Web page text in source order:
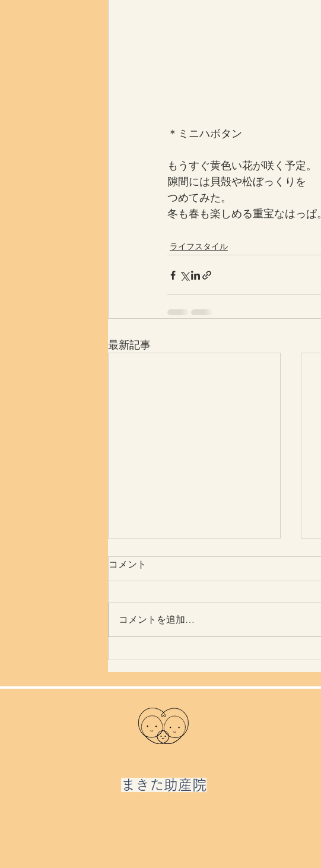
＊ミニハボタン
もうすぐ黄色い花が咲く予定。
隙間には貝殻や松ぼっくりを
つめてみた。
冬も春も楽しめる重宝なはっぱ。
ライフスタイル
最新記事
体はすごい
コメント
コメントを追加…
​まきた助産院